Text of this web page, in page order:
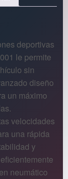
deportivas
le permite
sin
diseño
un máximo
velocidades
una rápida
y
neumático